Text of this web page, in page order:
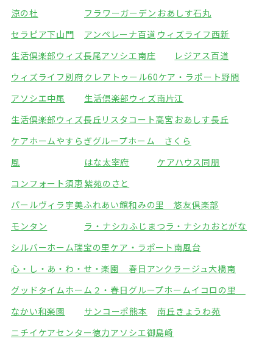
涼の杜
フラワーガーデン おあしす石丸
セラピア下山門
アンペレーナ百道 ウィズライフ西新
生活倶楽部ウィズ長尾アソシエ南庄
レジアス百道
ウィズライフ別府クレアトゥール60ケア・ラポート野間
アソシエ中尾
生活倶楽部ウィズ南片江
生活倶楽部ウィズ長丘リスタコート高宮 おあしす長丘
ケアホームやすらぎグループホーム さくら
風
はな太宰府
ケアハウス同朋
コンフォート須恵 紫苑のさと
パールヴィラ宇美ふれあい館和みの里 悠友倶楽部
モンタン
ラ・ナシカふじまつラ・ナシカおとがな
シルバーホーム瑞宝の里 ケア・ラポート南風台
心・し・あ・わ・せ・楽園 春日 アンクラージュ大橋南
グッドタイムホーム２・春日 グループホームイコロの里
なかい和楽園
サンコーポ熊本
南丘きょうわ苑
ニチイケアセンター徳力アソシエ御島崎